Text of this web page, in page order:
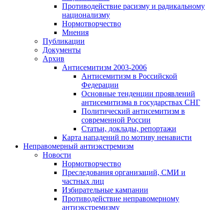
Противодействие расизму и радикальному
национализму
Нормотворчество
Мнения
Публикации
Документы
Архив
Антисемитизм 2003-2006
Антисемитизм в Российской
Федерации
Основные тенденции проявлений
антисемитизма в государствах СНГ
Политический антисемитизм в
современной России
Статьи, доклады, репортажи
Карта нападений по мотиву ненависти
Неправомерный антиэкстремизм
Новости
Нормотворчество
Преследования организаций, СМИ и
частных лиц
Избирательные кампании
Противодействие неправомерному
антиэкстремизму